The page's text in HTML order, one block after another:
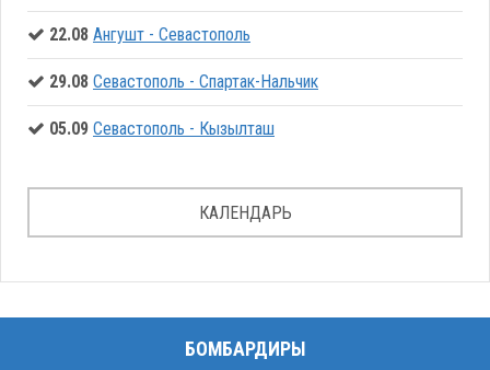
22.08 Ангушт - Севастополь
29.08 Севастополь - Спартак-Нальчик
05.09 Севастополь - Кызылташ
КАЛЕНДАРЬ
БОМБАРДИРЫ